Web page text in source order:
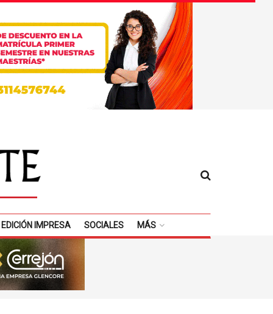
EDICIÓN IMPRESA SOCIALES MÁS